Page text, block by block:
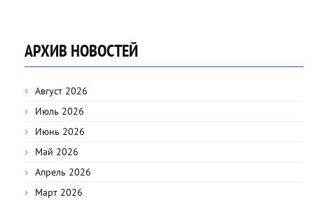
АРХИВ НОВОСТЕЙ
Август 2026
Июль 2026
Июнь 2026
Май 2026
Апрель 2026
Март 2026